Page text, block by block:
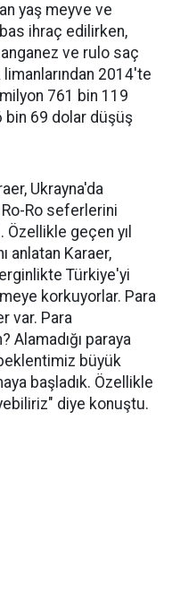
yaş meyve ve
ihraç edilirken,
ve rulo saç
2014'te
761 bin 119
bin 69 dolar düşüş
Ukrayna'da
Ro-Ro seferlerini
geçen yıl
anlatan Karaer,
Türkiye'yi
korkuyorlar. Para
var. Para
Alamadığı paraya
büyük
başladık. Özellikle
diye konuştu.